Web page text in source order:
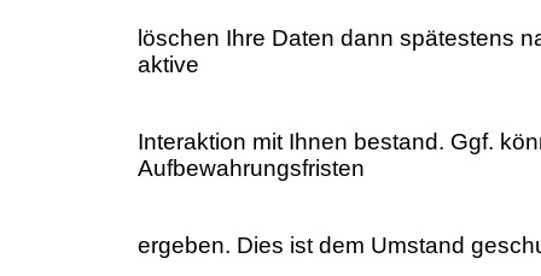
löschen Ihre Daten dann spätestens
aktive
Interaktion mit Ihnen bestand. Ggf.
Aufbewahrungsfristen
ergeben. Dies ist dem Umstand